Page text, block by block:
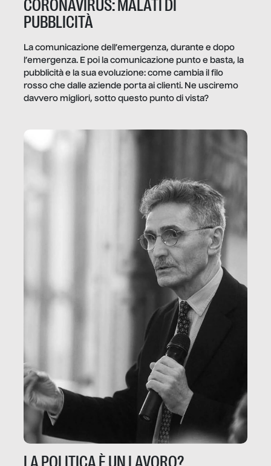
CORONAVIRUS: MALATI DI
PUBBLICITÀ
La comunicazione dell’emergenza, durante e dopo
l’emergenza. E poi la comunicazione punto e basta, la
pubblicità e la sua evoluzione: come cambia il filo
rosso che dalle aziende porta ai clienti. Ne usciremo
davvero migliori, sotto questo punto di vista?